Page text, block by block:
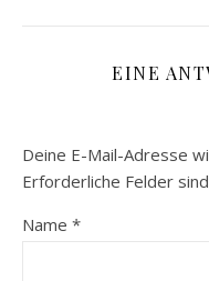
EINE
Deine E-Mail-Adresse
Erforderliche Felder
Name *